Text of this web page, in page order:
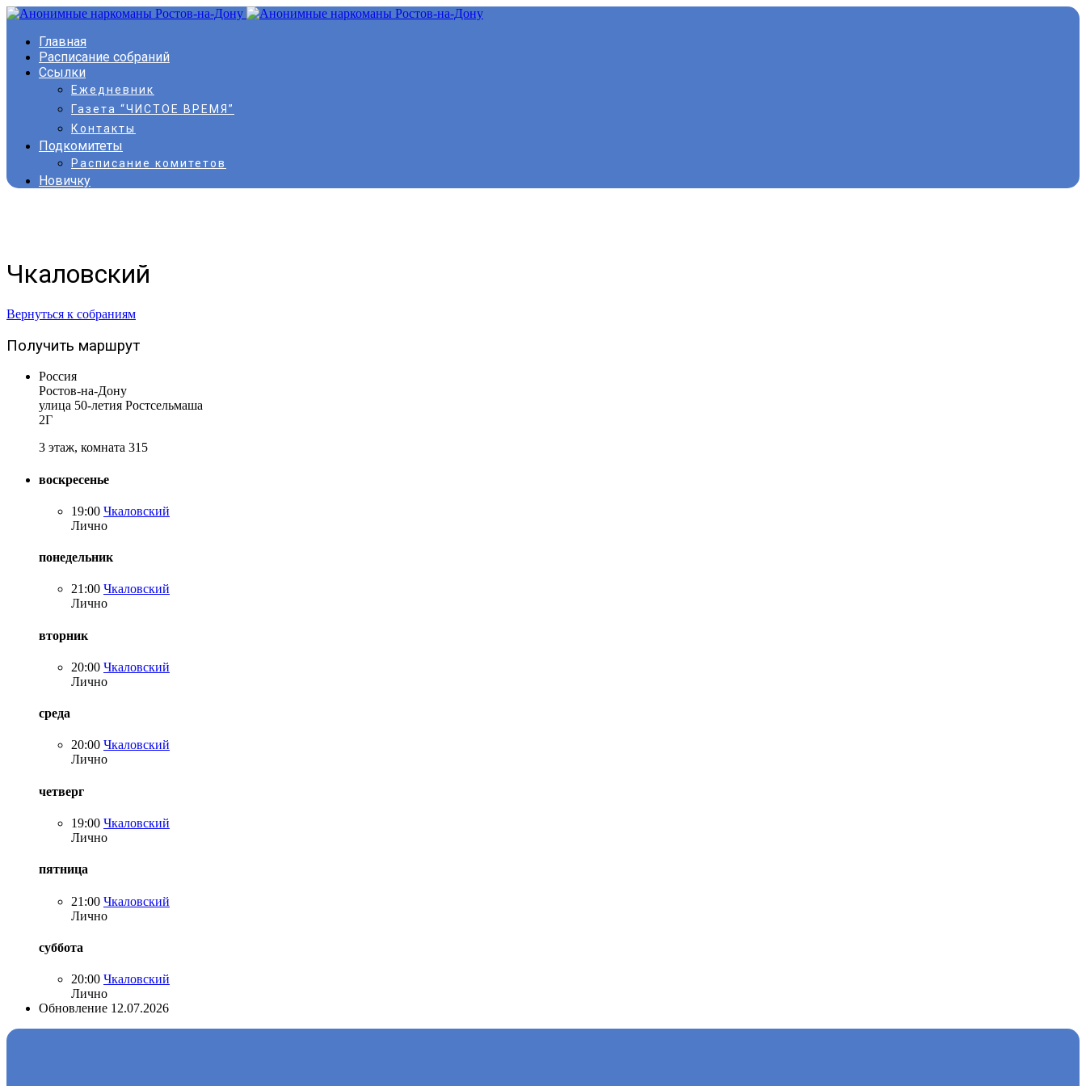
Главная
Расписание собраний
Ссылки
Ежедневник
Газета “ЧИСТОЕ ВРЕМЯ”
Контакты
Подкомитеты
Расписание комитетов
Новичку
Чкаловский
Вернуться к собраниям
Получить маршрут
Россия
Ростов-на-Дону
улица 50-летия Ростсельмаша
2Г
3 этаж, комната 315
воскресенье
19:00 Чкаловский
Лично
понедельник
21:00 Чкаловский
Лично
вторник
20:00 Чкаловский
Лично
среда
20:00 Чкаловский
Лично
четверг
19:00 Чкаловский
Лично
пятница
21:00 Чкаловский
Лично
суббота
20:00 Чкаловский
Лично
Обновление 12.07.2026